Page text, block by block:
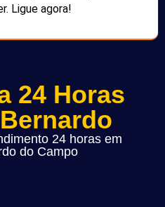
Ligue agora!
24 Horas
24 horas em
do Campo